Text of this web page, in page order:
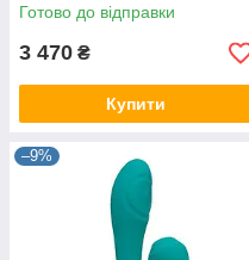
Готово до відправки
3 470 ₴
Купити
–9%